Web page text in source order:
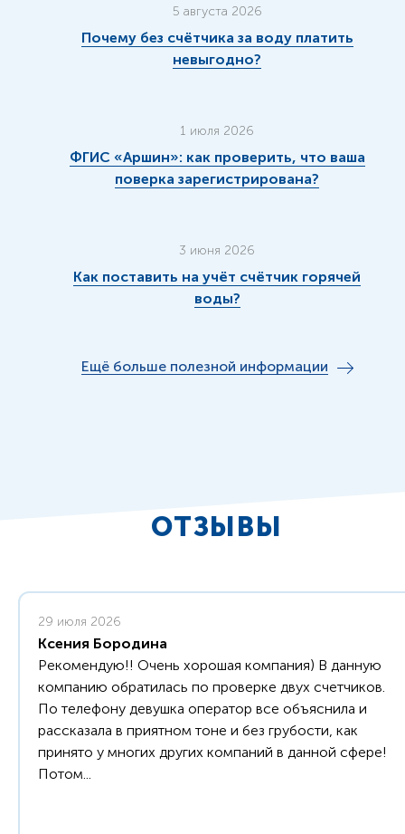
5 августа 2026
Почему без счётчика за воду платить
невыгодно?
1 июля 2026
ФГИС «Аршин»: как проверить, что ваша
поверка зарегистрирована?
3 июня 2026
Как поставить на учёт счётчик горячей
воды?
Ещё больше полезной информации
ОТЗЫВЫ
29 июля 2026
Ксения Бородина
Рекомендую!! Очень хорошая компания) В данную
компанию обратилась по проверке двух счетчиков.
По телефону девушка оператор все объяснила и
рассказала в приятном тоне и без грубости, как
принято у многих других компаний в данной сфере!
Потом...